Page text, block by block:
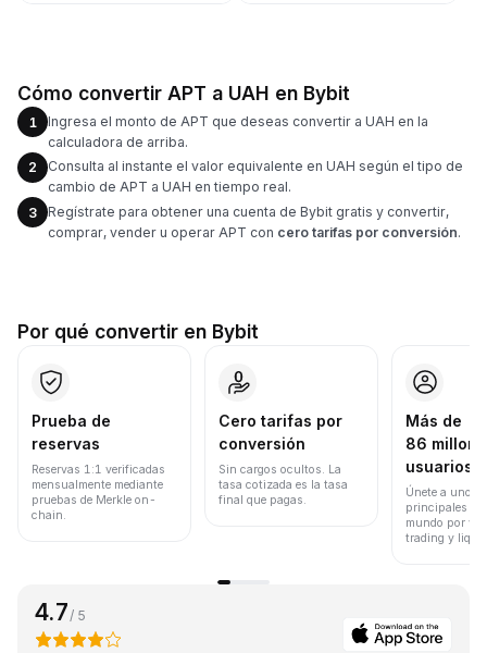
Cómo convertir APT a UAH en Bybit
1
Ingresa el monto de APT que deseas convertir a UAH en la
calculadora de arriba.
2
Consulta al instante el valor equivalente en UAH según el tipo de
cambio de APT a UAH en tiempo real.
3
Regístrate para obtener una cuenta de Bybit gratis y convertir,
comprar, vender u operar APT con cero tarifas por conversión.
Por qué convertir en Bybit
Prueba de
reservas
Reservas 1:1 verificadas
mensualmente mediante
pruebas de Merkle on-
chain.
Cero tarifas por
conversión
Sin cargos ocultos. La
tasa cotizada es la tasa
final que pagas.
Más de
86
usuarios
Únete a uno
principales
mundo por
trading y
4.7 / 5